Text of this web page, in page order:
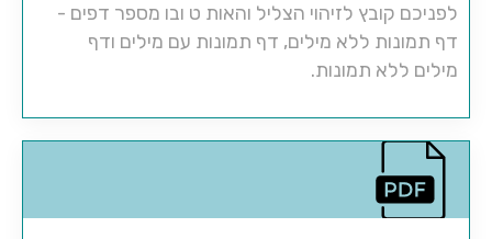
לפניכם קובץ לזיהוי הצליל והאות ט ובו מספר דפים -
דף תמונות ללא מילים, דף תמונות עם מילים ודף
מילים ללא תמונות.